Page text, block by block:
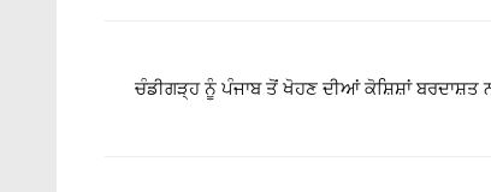
ਚੰਡੀਗੜ੍ਹ ਨੂੰ ਪੰਜਾਬ ਤੋਂ ਖੋਹਣ ਦੀਆਂ ਕੋਸ਼ਿਸ਼ਾਂ ਬਰਦਾਸ਼ਤ